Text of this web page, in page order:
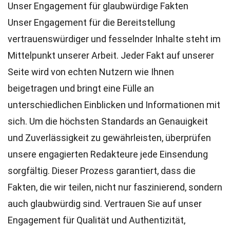
Unser Engagement für glaubwürdige Fakten
Unser Engagement für die Bereitstellung
vertrauenswürdiger und fesselnder Inhalte steht im
Mittelpunkt unserer Arbeit. Jeder Fakt auf unserer
Seite wird von echten Nutzern wie Ihnen
beigetragen und bringt eine Fülle an
unterschiedlichen Einblicken und Informationen mit
sich. Um die höchsten Standards an Genauigkeit
und Zuverlässigkeit zu gewährleisten, überprüfen
unsere engagierten Redakteure jede Einsendung
sorgfältig. Dieser Prozess garantiert, dass die
Fakten, die wir teilen, nicht nur faszinierend, sondern
auch glaubwürdig sind. Vertrauen Sie auf unser
Engagement für Qualität und Authentizität,